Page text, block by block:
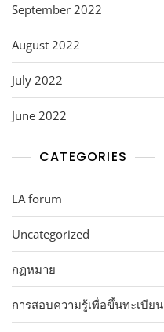
September 2022
August 2022
July 2022
June 2022
CATEGORIES
LA forum
Uncategorized
กฏหมาย
การสอบความรู้เพื่อขึ้นทะเบียน